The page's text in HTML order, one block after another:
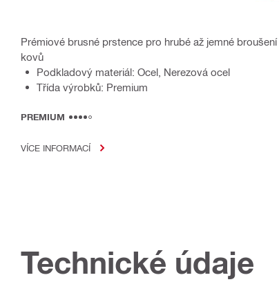
Prémiové brusné prstence pro hrubé až jemné
kovů
Podkladový materiál: Ocel, Nerezová ocel
Třída výrobků: Premium
PREMIUM
VÍCE INFORMACÍ
Technické údaje